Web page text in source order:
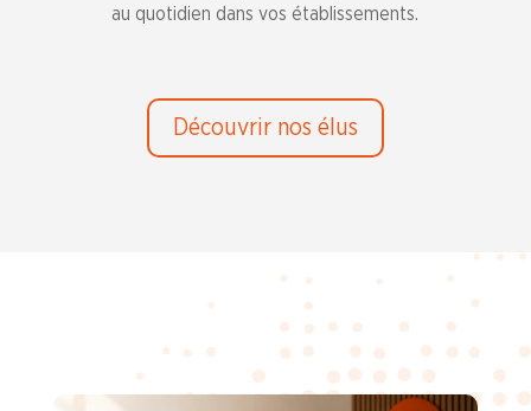
au quotidien dans vos établissements.
Découvrir nos élus